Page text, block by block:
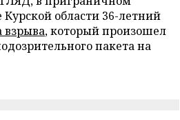
области 36-летний
взрыва, который произошел
пакета на